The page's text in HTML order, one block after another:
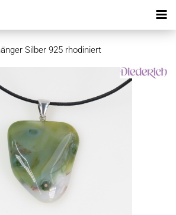
Silber 925 rhodiniert